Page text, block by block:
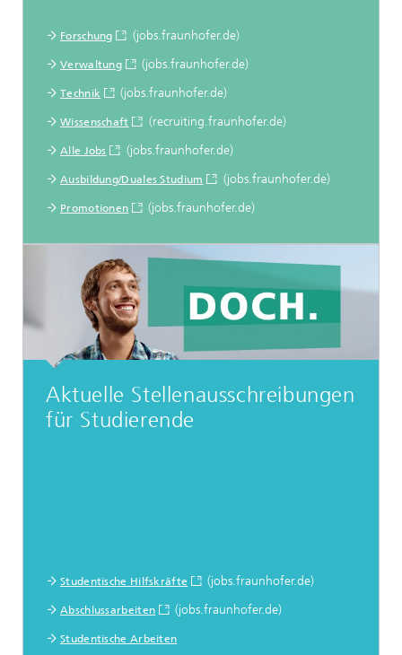
Forschung (jobs.fraunhofer.de)
Verwaltung (jobs.fraunhofer.de)
Technik (jobs.fraunhofer.de)
Wissenschaft (recruiting.fraunhofer.de)
Alle Jobs (jobs.fraunhofer.de)
Ausbildung/Duales Studium (jobs.fraunhofer.de)
Promotionen (jobs.fraunhofer.de)
Aktuelle Stellenausschreibungen
für Studierende
Studentische Hilfskräfte (jobs.fraunhofer.de)
Abschlussarbeiten (jobs.fraunhofer.de)
Studentische Arbeiten